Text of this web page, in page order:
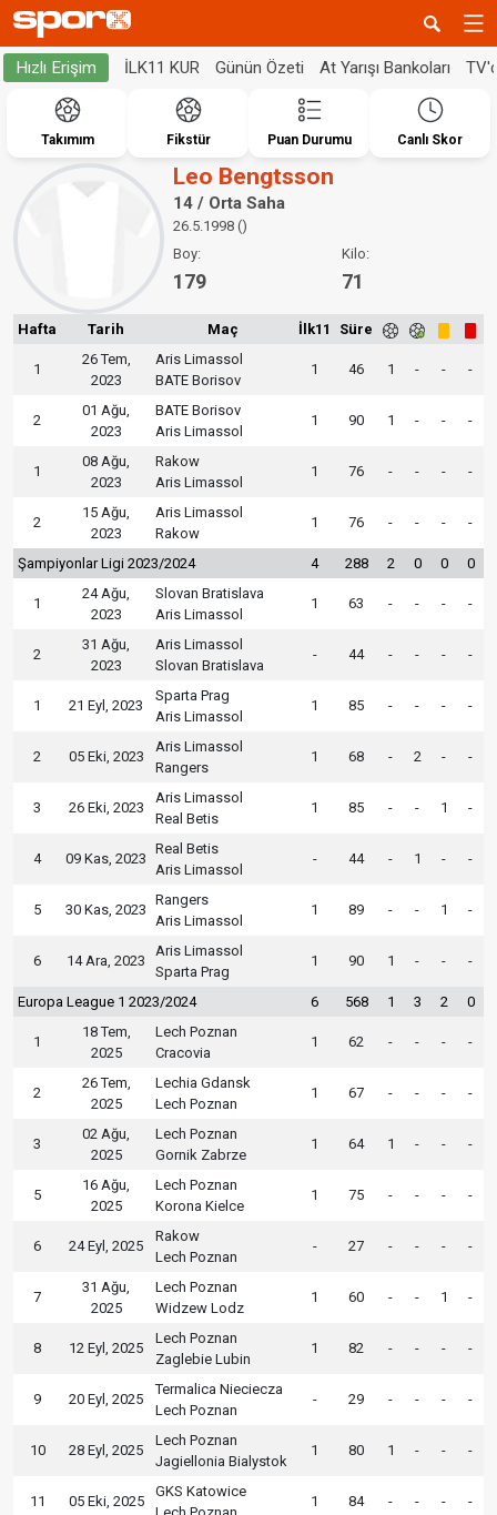
Hızlı Erişim İLK11 KUR Günün Özeti At Yarışı Bankoları
Takımım Fikstür Puan Durumu Canlı Skor
Leo Bengtsson
14 / Orta Saha
26.5.1998 ()
Boy:
179
Kilo:
71
Hafta Tarih Maç İlk11 Süre
1
26 Tem,
2023
Aris Limassol
BATE Borisov
1 46 1 - - -
2
01 Ağu,
2023
BATE Borisov
Aris Limassol
1 90 1 - - -
1
08 Ağu,
2023
Rakow
Aris Limassol
1 76 - - - -
2
15 Ağu,
2023
Aris Limassol
Rakow
1 76 - - - -
Şampiyonlar Ligi 2023/2024 4 288 2 0 0 0
1
24 Ağu,
2023
Slovan Bratislava
Aris Limassol
1 63 - - - -
2
31 Ağu,
2023
Aris Limassol
Slovan Bratislava
- 44 - - - -
1 21 Eyl, 2023
Sparta Prag
Aris Limassol
1 85 - - - -
2 05 Eki, 2023
Aris Limassol
Rangers
1 68 - 2 - -
3 26 Eki, 2023
Aris Limassol
Real Betis
1 85 - - 1 -
4 09 Kas, 2023
Real Betis
Aris Limassol
- 44 - 1 - -
5 30 Kas, 2023
Rangers
Aris Limassol
1 89 - - 1 -
6 14 Ara, 2023
Aris Limassol
Sparta Prag
1 90 1 - - -
Europa League 1 2023/2024 6 568 1 3 2 0
1
18 Tem,
2025
Lech Poznan
Cracovia
1 62 - - - -
2
26 Tem,
2025
Lechia Gdansk
Lech Poznan
1 67 - - - -
3
02 Ağu,
2025
Lech Poznan
Gornik Zabrze
1 64 1 - - -
5
16 Ağu,
2025
Lech Poznan
Korona Kielce
1 75 - - - -
6 24 Eyl, 2025
Rakow
Lech Poznan
- 27 - - - -
7
31 Ağu,
2025
Lech Poznan
Widzew Lodz
1 60 - - 1 -
8 12 Eyl, 2025
Lech Poznan
Zaglebie Lubin
1 82 - - - -
9 20 Eyl, 2025
Termalica Nieciecza
Lech Poznan
- 29 - - - -
10 28 Eyl, 2025
Lech Poznan
Jagiellonia Bialystok
1 80 1 - - -
11 05 Eki, 2025
GKS Katowice
1 84 - - - -